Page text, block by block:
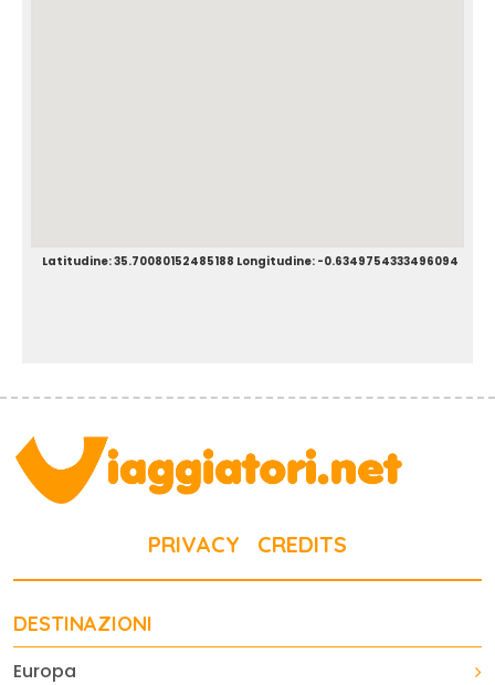
Latitudine: 35.70080152485188 Longitudine: -0.6349754333496094
PRIVACY CREDITS
DESTINAZIONI
Europa